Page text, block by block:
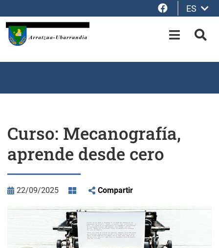
Facebook
ES
OPEN-
Curso: Mecanografía,
aprende desde cero
22/09/2025 Compartir